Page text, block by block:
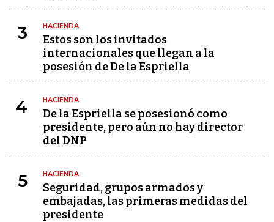
3 HACIENDA
Estos son los invitados
internacionales que llegan a la
posesión de De la Espriella
4 HACIENDA
De la Espriella se posesionó como
presidente, pero aún no hay director
del DNP
5 HACIENDA
Seguridad, grupos armados y
embajadas, las primeras medidas del
presidente